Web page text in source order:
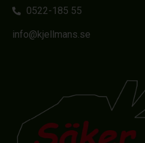
0522-185 55
info@kjellmans.se